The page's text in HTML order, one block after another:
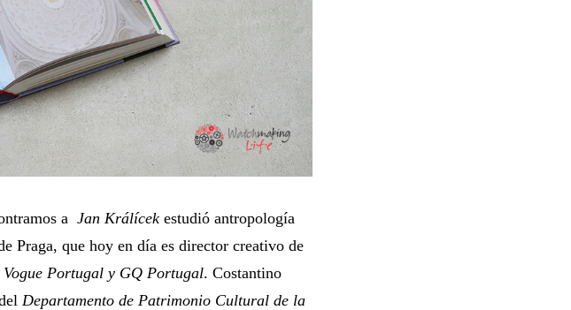
a Jan Králícek estudió antropología
Praga, que hoy en día es director creativo de
Vogue Portugal y GQ Portugal. Costantino
Departamento de Patrimonio Cultural de la